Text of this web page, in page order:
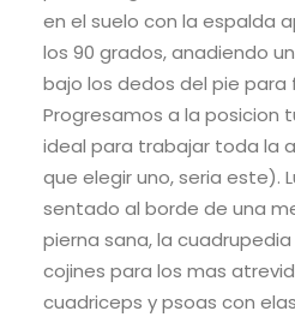
en el suelo con la espalda
los 90 grados, anadiendo
bajo los dedos del pie para
Progresamos a la posicion
ideal para trabajar toda la
que elegir uno, seria este).
sentado al borde de una
pierna sana, la
cojines para los mas
cuadriceps y psoas con